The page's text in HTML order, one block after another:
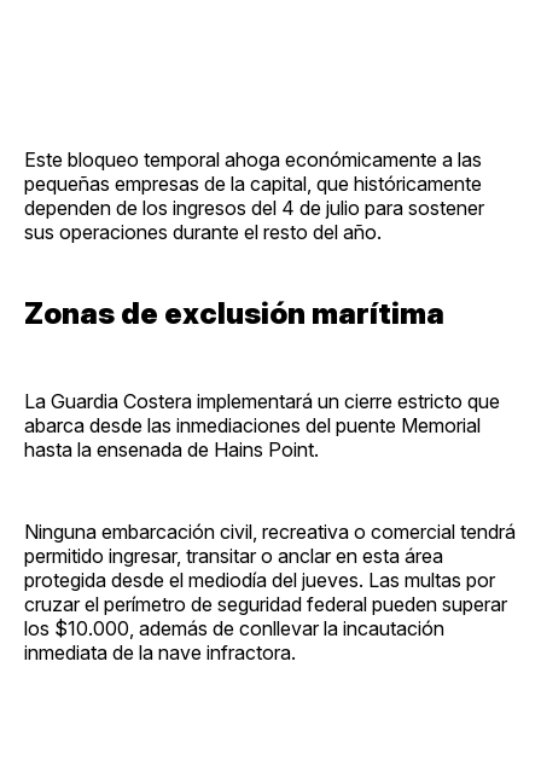
Este bloqueo temporal ahoga económicamente a las
pequeñas empresas de la capital, que históricamente
dependen de los ingresos del 4 de julio para sostener
sus operaciones durante el resto del año.
Zonas de exclusión marítima
La Guardia Costera implementará un cierre estricto que
abarca desde las inmediaciones del puente Memorial
hasta la ensenada de Hains Point.
Ninguna embarcación civil, recreativa o comercial tendrá
permitido ingresar, transitar o anclar en esta área
protegida desde el mediodía del jueves. Las multas por
cruzar el perímetro de seguridad federal pueden superar
los $10.000, además de conllevar la incautación
inmediata de la nave infractora.